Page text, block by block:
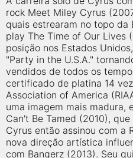
rock Meet Miley Cyrus
quais estrearam no topo da
play The Time of Our Lives
posição nos Estados
"Party in the U.S.A."
vendidos de todos os
certificado de platina 14
Association of America
uma imagem mais madura,
Can't Be Tamed (2010),
Cyrus então assinou com a
nova direção artística
com Bangerz (2013). Seu
acessar informações sobre
trailers e muito mais.